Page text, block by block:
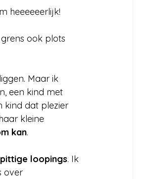
heeeeeerlijk!
ook plots
Maar ik
een kind met
kind dat plezier
kleine
kan.
pittige loopings. Ik
over